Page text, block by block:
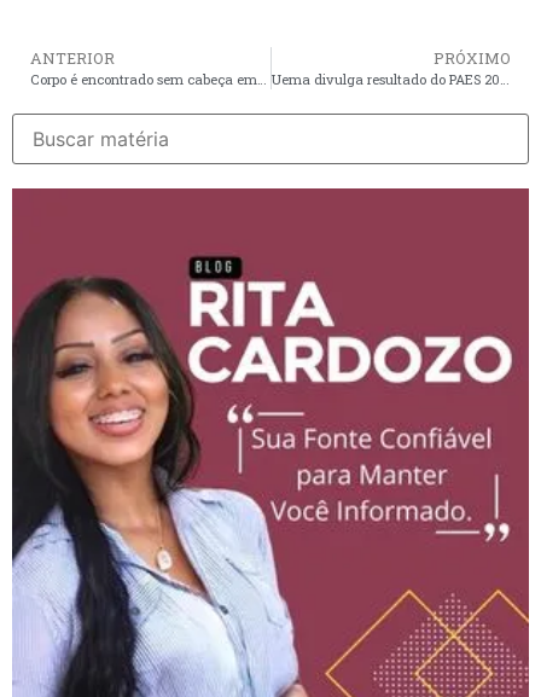
ANTERIOR
Corpo é encontrado sem cabeça em rio no bairro São Cristóvão
PRÓXIMO
Uema divulga resultado do PAES 2026; saiba como acessar